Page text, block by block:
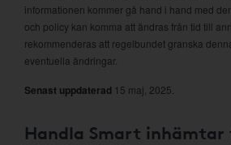
informationen kommer gå hand i hand med
och policy kan komma att ändras från tid till
rekommenderas att regelbundet granska
eventuella ändringar.
Senast uppdaterad 15 maj, 2025.
Handla Smart inhämtar